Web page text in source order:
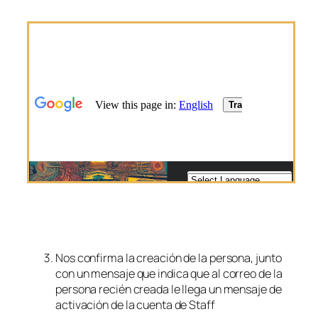
Nos confirma la creación de la persona, junto
con un mensaje que indica que al correo de la
persona recién creada le llega un mensaje de
activación de la cuenta de Staff